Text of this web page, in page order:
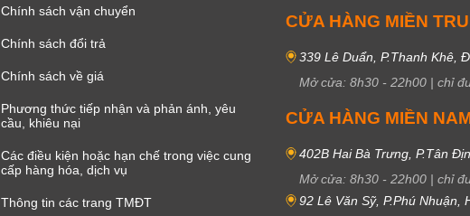
Chính sách vận chuyển
Chính sách đổi trả
Chính sách về giá
Phương thức tiếp nhận và phản ánh, yêu
cầu, khiêu nại
Các điều kiện hoặc hạn chế trong việc cung
cấp hàng hóa, dịch vụ
Thông tin các trang TMĐT
CỬA HÀNG MIỀN
339 Lê Duẩn, P.Thanh Khê,
Mở cửa: 8h30 - 22h00 | chỉ
CỬA HÀNG MIỀN
402B Hai Bà Trưng, P.Tân
Mở cửa: 8h30 - 22h00 | chỉ
92 Lê Văn Sỹ, P.Phú Nhuận,